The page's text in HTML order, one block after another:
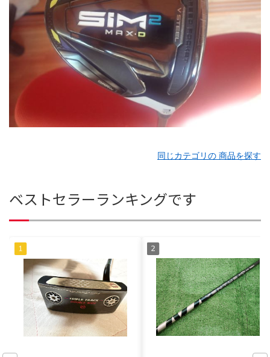
同じカテゴリの 商品を探す
ベストセラーランキングです